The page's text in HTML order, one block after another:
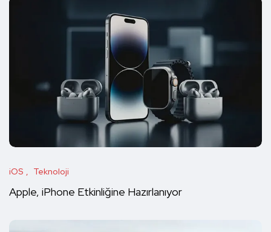
iOS Teknoloji
Apple, iPhone Etkinliğine Hazırlanıyor